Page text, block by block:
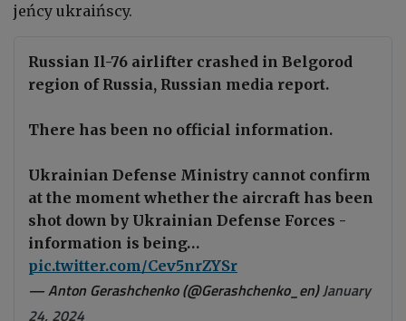
jeńcy ukraińscy.
Russian Il-76 airlifter crashed in Belgorod
region of Russia, Russian media report.
There has been no official information.
Ukrainian Defense Ministry cannot confirm
at the moment whether the aircraft has been
shot down by Ukrainian Defense Forces -
information is being…
pic.twitter.com/Cev5nrZYSr
— Anton Gerashchenko (@Gerashchenko_en)January
24, 2024